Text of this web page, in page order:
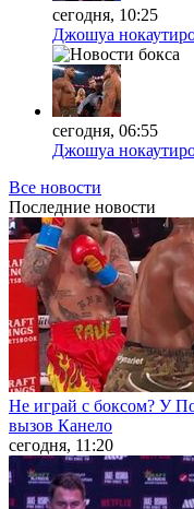
сегодня, 10:25
Джошуа
сегодня, 06:55
Джошуа
Все новости
Последние новости
Не играй с боксом? У
вызов Канело
сегодня, 11:20